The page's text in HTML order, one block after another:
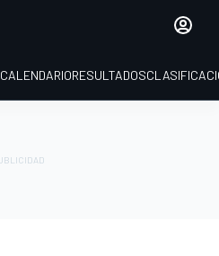
CALENDARIORESULTADOS